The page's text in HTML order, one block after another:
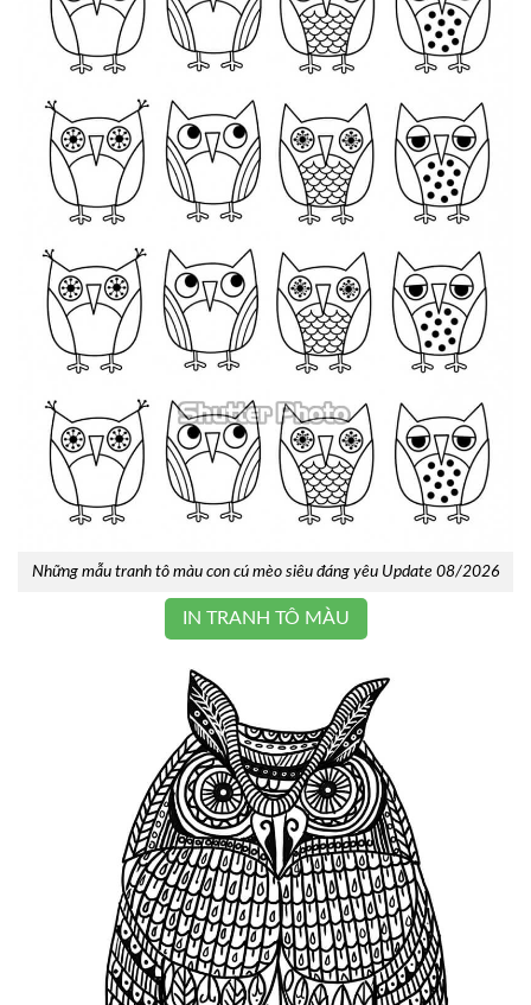
Những mẫu tranh tô màu con cú mèo siêu đáng yêu Update 08/2026
IN TRANH TÔ MÀU